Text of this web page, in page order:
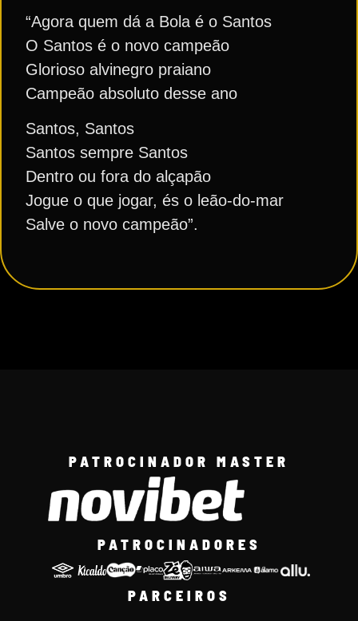
“Agora quem dá a Bola é o Santos
O Santos é o novo campeão
Glorioso alvinegro praiano
Campeão absoluto desse ano
Santos, Santos
Santos sempre Santos
Dentro ou fora do alçapão
Jogue o que jogar, és o leão-do-mar
Salve o novo campeão”.
PATROCINADOR MASTER
PATROCINADORES
PARCEIROS